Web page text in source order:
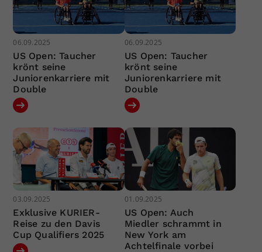
06.09.2025
US Open: Taucher
krönt seine
Juniorenkarriere mit
Double
06.09.2025
US Open: Taucher
krönt seine
Juniorenkarriere mit
Double
03.09.2025
Exklusive KURIER-
Reise zu den Davis
Cup Qualifiers 2025
01.09.2025
US Open: Auch
Miedler schrammt in
New York am
Achtelfinale vorbei